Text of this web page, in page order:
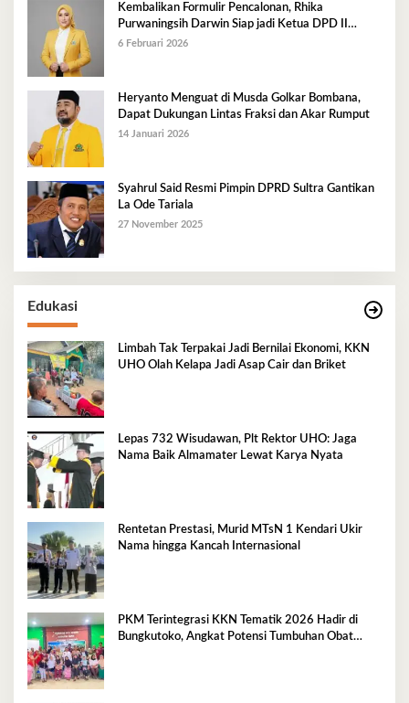
Kembalikan Formulir Pencalonan, Rhika
Purwaningsih Darwin Siap jadi Ketua DPD II
Golkar Mubar
6 Februari 2026
Heryanto Menguat di Musda Golkar Bombana,
Dapat Dukungan Lintas Fraksi dan Akar Rumput
14 Januari 2026
Syahrul Said Resmi Pimpin DPRD Sultra Gantikan
La Ode Tariala
27 November 2025
Edukasi
Limbah Tak Terpakai Jadi Bernilai Ekonomi, KKN
UHO Olah Kelapa Jadi Asap Cair dan Briket
Lepas 732 Wisudawan, Plt Rektor UHO: Jaga
Nama Baik Almamater Lewat Karya Nyata
Rentetan Prestasi, Murid MTsN 1 Kendari Ukir
Nama hingga Kancah Internasional
PKM Terintegrasi KKN Tematik 2026 Hadir di
Bungkutoko, Angkat Potensi Tumbuhan Obat